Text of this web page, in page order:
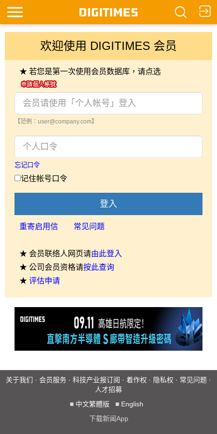
欢迎使用 DIGITIMES 会员
★ 若您是第一次使用会员数据库，请点选
【范例：user@company.com】
忘记口令
记住帐号口令
登入
重寄启用信 常见问题
★ 会员联络人网页请由此登入
★ 公司会员资格请按此查询
★ 评估申请
关于我们 · 会员服务 · 科技产业报订阅 · 着作权 · 隐私权 · 常见问题 ·
人才招募
■ 中文繁體版 ■ English
下载新闻App